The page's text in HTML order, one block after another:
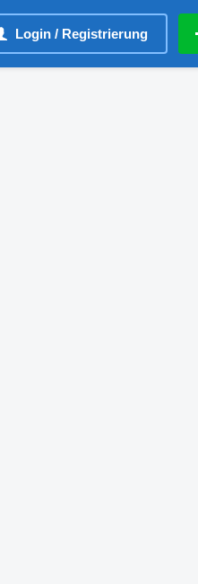
Login / Registrierung